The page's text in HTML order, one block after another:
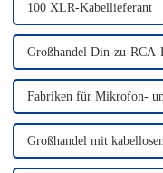
100 XLR-Kabellieferant
Großhandel Din-zu-RCA-
Fabriken für Mikrofon-
Großhandel mit